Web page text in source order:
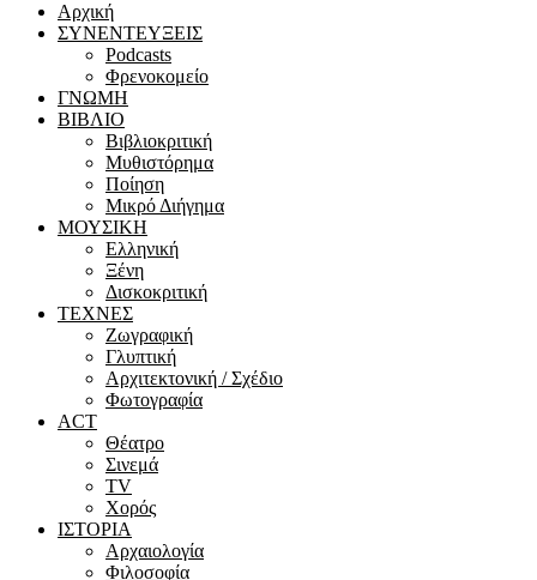
Αρχική
ΣΥΝΕΝΤΕΥΞΕΙΣ
Podcasts
Φρενοκομείο
ΓΝΩΜΗ
ΒΙΒΛΙΟ
Βιβλιοκριτική
Μυθιστόρημα
Ποίηση
Μικρό Διήγημα
ΜΟΥΣΙΚΗ
Ελληνική
Ξένη
Δισκοκριτική
ΤΕΧΝΕΣ
Ζωγραφική
Γλυπτική
Αρχιτεκτονική / Σχέδιο
Φωτογραφία
ACT
Θέατρο
Σινεμά
ΤV
Χορός
ΙΣΤΟΡΙΑ
Αρχαιολογία
Φιλοσοφία